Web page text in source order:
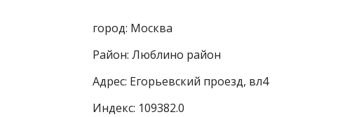
город: Москва
Район: Люблино район
Адрес: Егорьевский проезд, вл4
Индекс: 109382.0